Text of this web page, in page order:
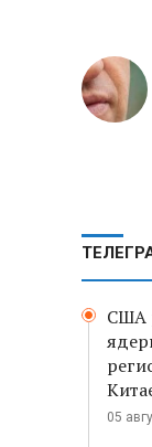
США
05